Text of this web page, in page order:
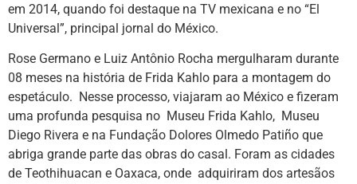
em 2014, quando foi destaque na TV mexicana e no “El
Universal”, principal jornal do México.
Rose Germano e Luiz Antônio Rocha mergulharam durante
08 meses na história de Frida Kahlo para a montagem do
espetáculo. Nesse processo, viajaram ao México e fizeram
uma profunda pesquisa no Museu Frida Kahlo, Museu
Diego Rivera e na Fundação Dolores Olmedo Patiño que
abriga grande parte das obras do casal. Foram as cidades
de Teothihuacan e Oaxaca, onde adquiriram dos artesãos